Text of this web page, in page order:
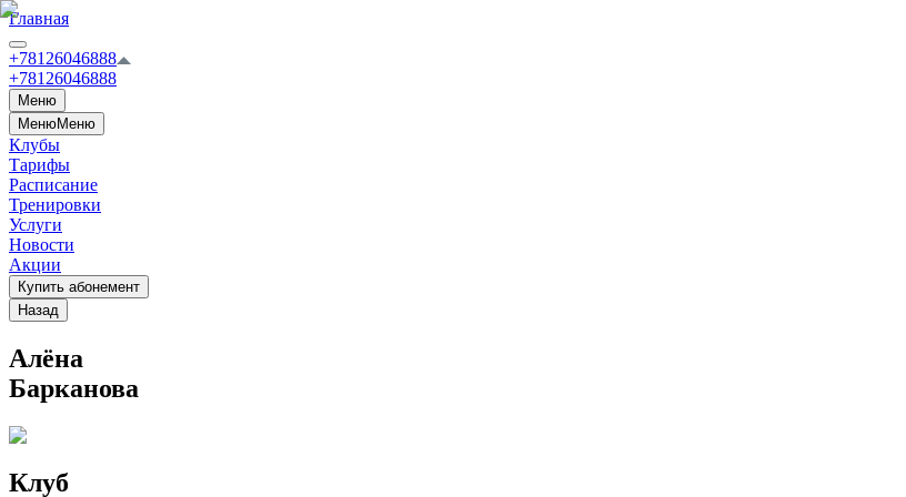
Главная
+78126046888
+78126046888
Меню
МенюМеню
Клубы
Тарифы
Расписание
Тренировки
Услуги
Новости
Акции
Купить абонемент
Назад
Алёна
Барканова
Клуб